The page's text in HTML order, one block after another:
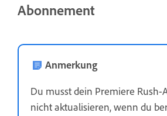
Abonnement
Anmerkung
Du musst dein Premiere
nicht aktualisieren, wenn du